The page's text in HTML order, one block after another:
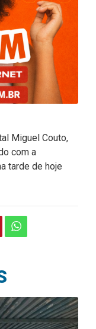
Miguel Couto,
com a
tarde de hoje